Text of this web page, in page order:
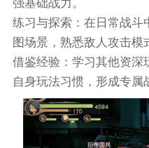
强基础战力。​
练习与探索：在日常战斗
图场景，熟悉敌人攻击模
借鉴经验：学习其他资深
自身玩法习惯，形成专属